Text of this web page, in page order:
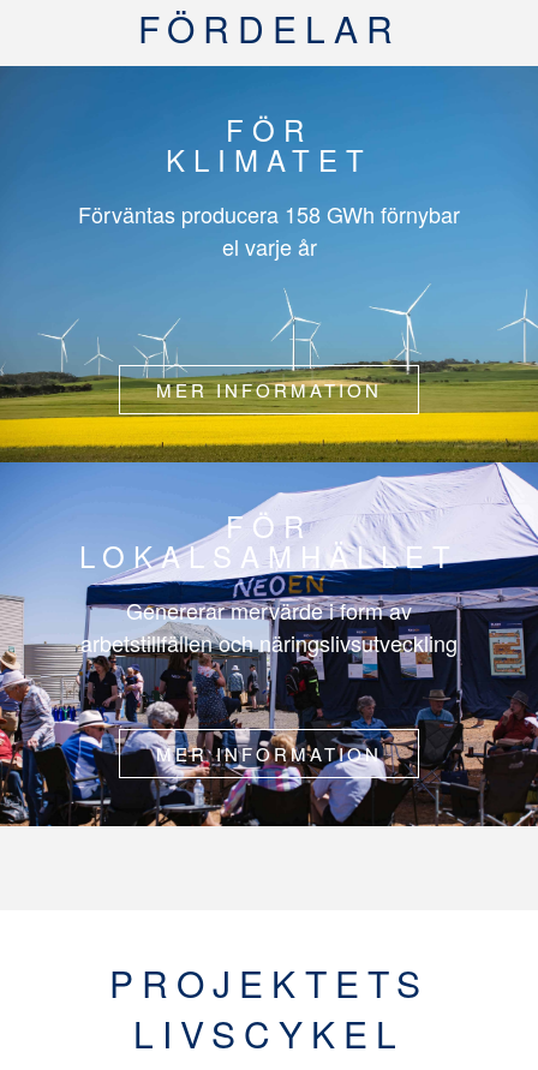
FÖRDELAR
FÖR
KLIMATET
Förväntas producera 158 GWh förnybar
el varje år
MER INFORMATION
FÖR
LOKALSAMHÄLLET
Genererar mervärde i form av
arbetstillfällen och näringslivsutveckling
MER INFORMATION
PROJEKTETS
LIVSCYKEL